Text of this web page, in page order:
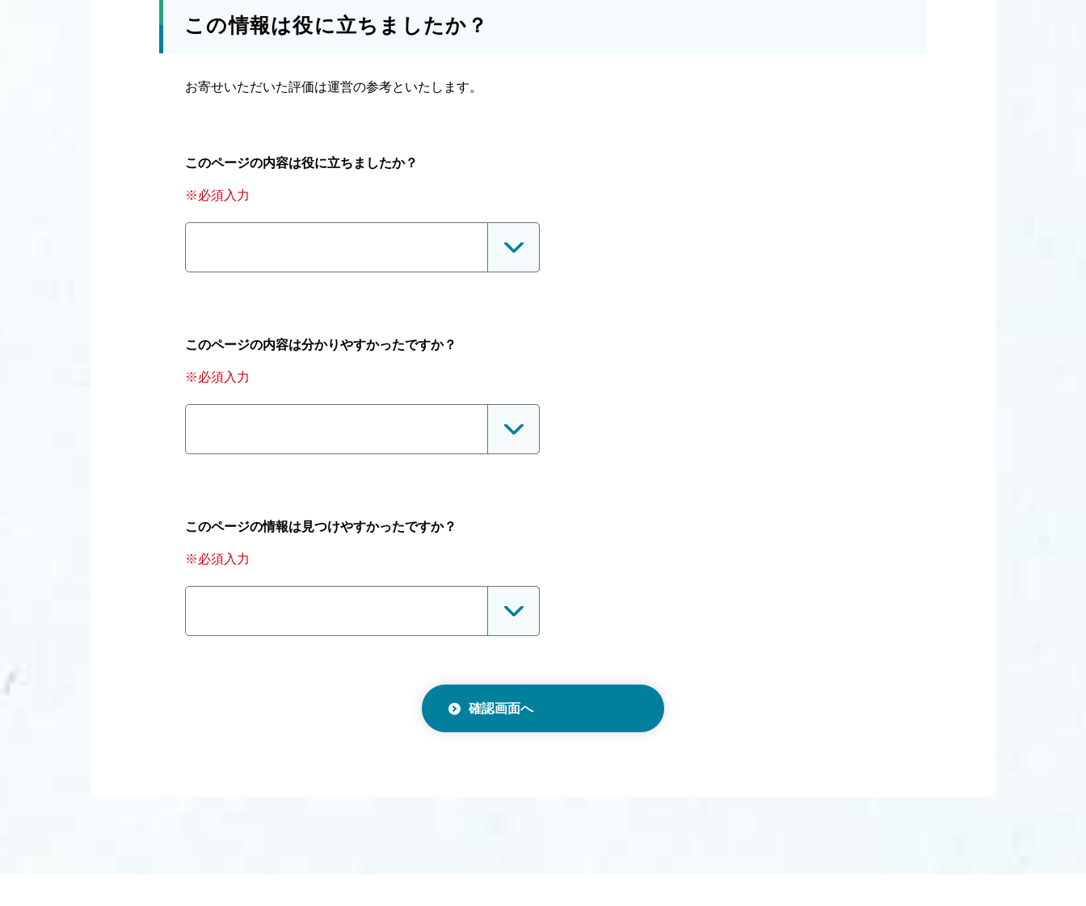
この情報は役に立ちましたか？
お寄せいただいた評価は運営の参考といたします。
このページの内容は役に立ちましたか？
※必須入力
このページの内容は分かりやすかったですか？
※必須入力
このページの情報は見つけやすかったですか？
※必須入力